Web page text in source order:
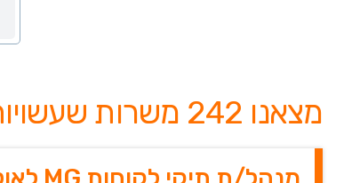
מצאנו 242 משרות שעשויות לעניין אותך